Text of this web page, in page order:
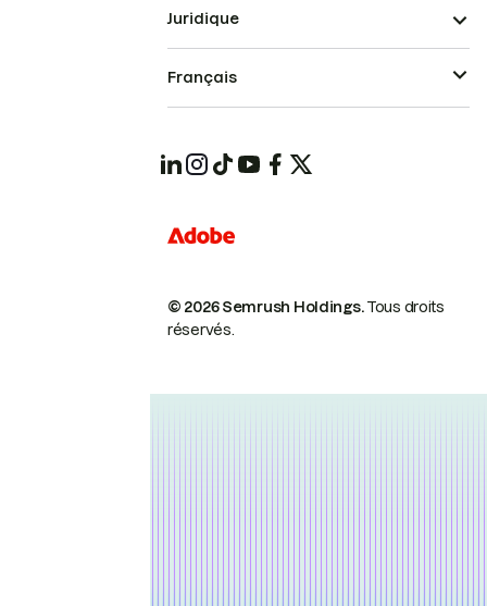
© 2026 Semrush Holdings.Tous droits
réservés.
Juridique
Français